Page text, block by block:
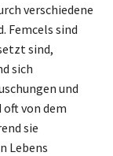
verschiedene
Femcels sind
sind,
sich
und
von dem
sie
Lebens